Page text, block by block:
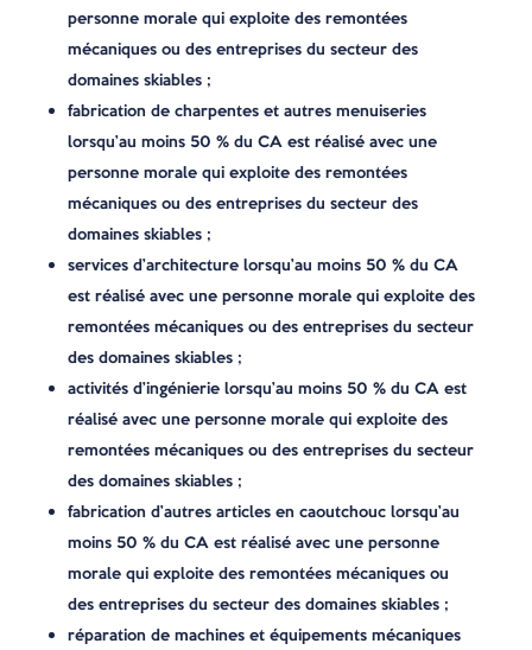
personne morale qui exploite des remontées
mécaniques ou des entreprises du secteur des
domaines skiables ;
fabrication de charpentes et autres menuiseries
lorsqu’au moins 50 % du CA est réalisé avec une
personne morale qui exploite des remontées
mécaniques ou des entreprises du secteur des
domaines skiables ;
services d’architecture lorsqu’au moins 50 % du CA
est réalisé avec une personne morale qui exploite des
remontées mécaniques ou des entreprises du secteur
des domaines skiables ;
activités d’ingénierie lorsqu’au moins 50 % du CA est
réalisé avec une personne morale qui exploite des
remontées mécaniques ou des entreprises du secteur
des domaines skiables ;
fabrication d’autres articles en caoutchouc lorsqu’au
moins 50 % du CA est réalisé avec une personne
morale qui exploite des remontées mécaniques ou
des entreprises du secteur des domaines skiables ;
réparation de machines et équipements mécaniques